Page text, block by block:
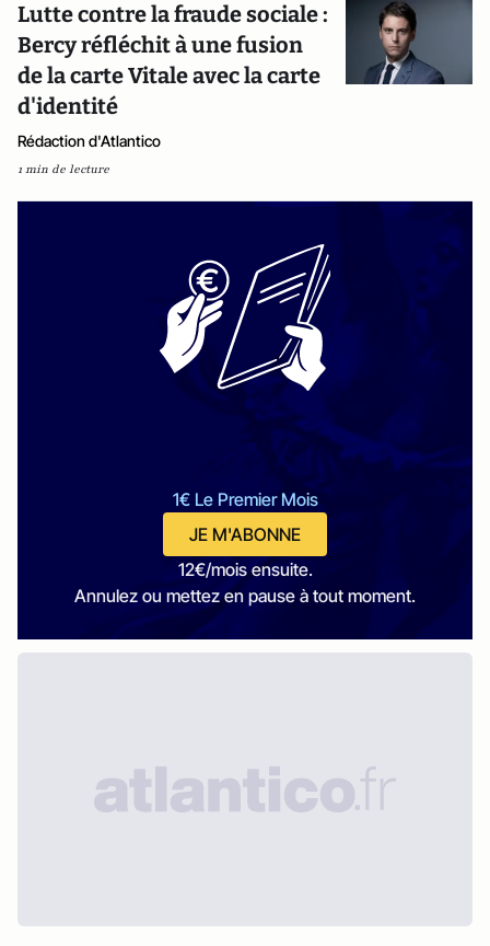
Lutte contre la fraude sociale :
Bercy réfléchit à une fusion
de la carte Vitale avec la carte
d'identité
Rédaction d'Atlantico
1 min de lecture
1€ Le Premier Mois
JE M'ABONNE
12€/mois ensuite.
Annulez ou mettez en pause à tout moment.